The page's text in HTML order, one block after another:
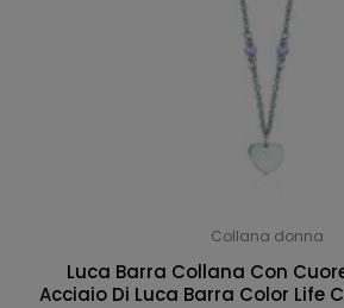
Collana donna
Luca Barra Collana Con
Acciaio Di Luca Barra Color Life